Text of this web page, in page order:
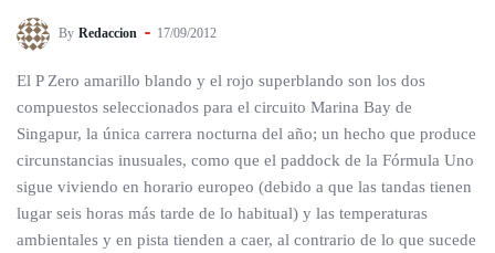
By Redaccion 17/09/2012
El P Zero amarillo blando y el rojo superblando son los dos
compuestos seleccionados para el circuito Marina Bay de
Singapur, la única carrera nocturna del año; un hecho que produce
circunstancias inusuales, como que el paddock de la Fórmula Uno
sigue viviendo en horario europeo (debido a que las tandas tienen
lugar seis horas más tarde de lo habitual) y las temperaturas
ambientales y en pista tienden a caer, al contrario de lo que sucede